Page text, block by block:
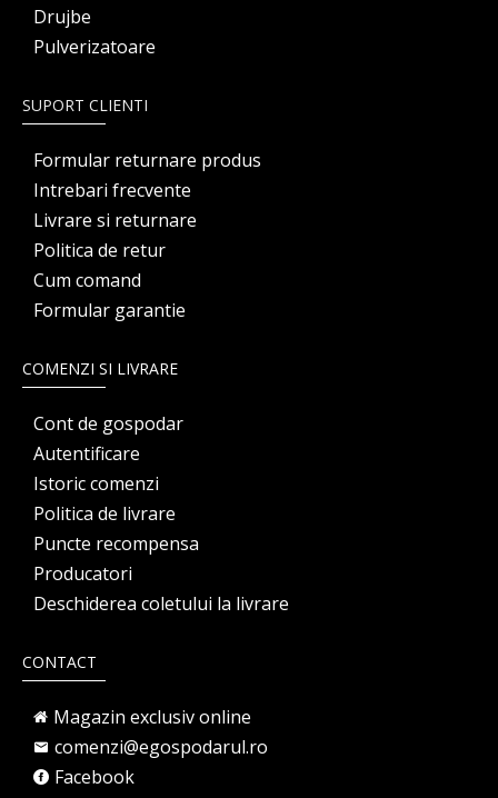
Drujbe
Pulverizatoare
SUPORT CLIENTI
Formular returnare produs
Intrebari frecvente
Livrare si returnare
Politica de retur
Cum comand
Formular garantie
COMENZI SI LIVRARE
Cont de gospodar
Autentificare
Istoric comenzi
Politica de livrare
Puncte recompensa
Producatori
Deschiderea coletului la livrare
CONTACT
Magazin exclusiv online
comenzi@egospodarul.ro
Facebook